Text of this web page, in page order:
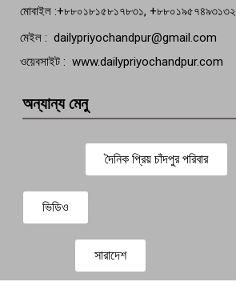
মোবাইল :+৮৮০১৮১৫৮১৭৮৩১, +৮৮০১৯৫৭৪৯৩১৩২
মেইল : dailypriyochandpur@gmail.com
ওয়েবসাইট : www.dailypriyochandpur.com
অন্যান্য মেনু
দৈনিক প্রিয় চাঁদপুর পরিবার
ভিডিও
সারাদেশ